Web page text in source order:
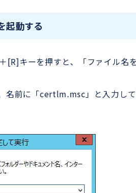
起動する
[R]キーを押すと、「ファイル名
名前に「certlm.msc」と入力し